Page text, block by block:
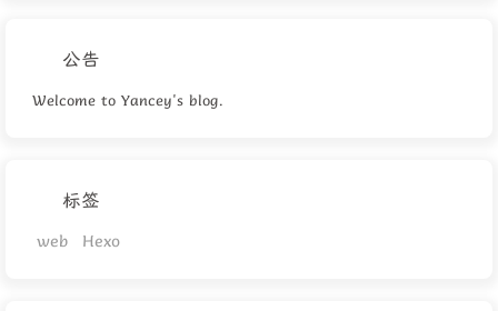
公告
Welcome to Yancey's blog.
标签
web Hexo